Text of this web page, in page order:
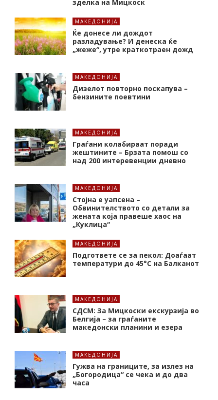
зделка на Мицкоск
МАКЕДОНИЈА
Ќе донесе ли дождот
разладување? И денеска ќе
„жеже“, утре краткотраен дожд
МАКЕДОНИЈА
Дизелот повторно поскапува –
бензините поевтини
МАКЕДОНИЈА
Граѓани колабираат поради
жештините – Брзата помош со
над 200 интеревенции дневно
МАКЕДОНИЈА
Стојна е уапсена –
Обвинителството со детали за
жената која правеше хаос на
„Куклица“
МАКЕДОНИЈА
Подгответе се за пекол: Доаѓаат
температури до 45°C на Балканот
МАКЕДОНИЈА
СДСМ: За Мицкоски екскурзија во
Белгија – за граѓаните
македонски планини и езера
МАКЕДОНИЈА
Гужва на границите, за излез на
„Богородица“ се чека и до два
часа